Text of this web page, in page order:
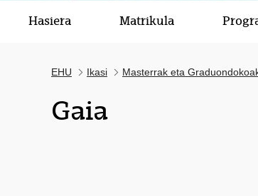
Hasiera Matrikula
EHU Ikasi Masterrak eta
Gaia